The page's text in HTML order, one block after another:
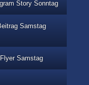
Story Sonntag
Samstag
Flyer Samstag